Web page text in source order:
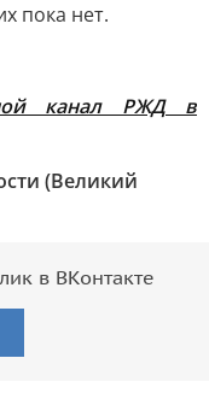
пока нет.
канал РЖД в
(Великий
в ВКонтакте